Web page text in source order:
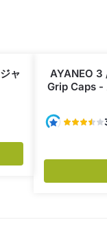
ャ
AYANEO
Grip Caps -